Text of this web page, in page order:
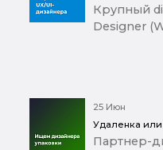
Крупный
Designer
25 Июн
Удаленка
Партнер-